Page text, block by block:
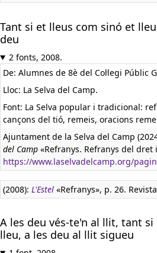
Tant si et lleus com sinó et
deu
2 fonts, 2008.
De: Alumnes de 8è del Col·legi Públic
Lloc: La Selva del Camp.
Font: La Selva popular i tradicional:
cançons del tió, remeis, oracions
Ajuntament de la Selva del Camp
del Camp «Refranys. Refranys del dret
https://www.laselvadelcamp.org/
(2008): L'Estel «Refranys», p. 26.
A les deu vés-te'n al llit, tant
lleu, a les deu al llit sigueu